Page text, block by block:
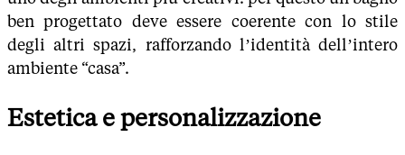
ben progettato deve essere coerente con lo stile
degli altri spazi, rafforzando l’identità dell’intero
ambiente “casa”.
Estetica e personalizzazione